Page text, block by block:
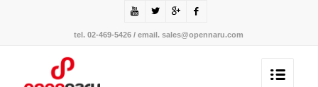
tel. 02-469-5426 / email. sales@opennaru.com